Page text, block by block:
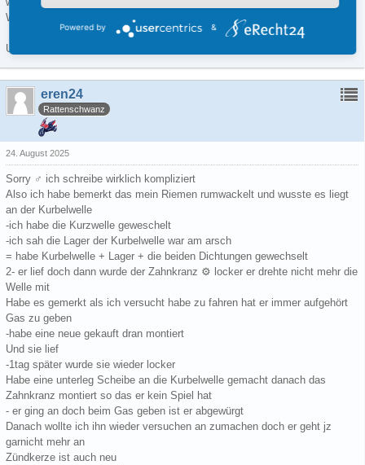
Was das Problem vor dem Wechsel war und was genau danach.
Und wurde der Vergaser dann jetzt eingestellt oder nicht?
eren24
Rattenschwanz
24. August 2025
Sorry ‍♂️ ich schreibe wirklich kompliziert
Also ich habe bemerkt das mein Riemen rumwackelt und wusste es liegt
an der Kurbelwelle
-ich habe die Kurzwelle geweschelt
-ich sah die Lager der Kurbelwelle war am arsch
= habe Kurbelwelle + Lager + die beiden Dichtungen gewechselt
2- er lief doch dann wurde der Zahnkranz ⚙️ locker er drehte nicht mehr die
Welle mit
Habe es gemerkt als ich versucht habe zu fahren hat er immer aufgehört
Gas zu geben
-habe eine neue gekauft dran montiert
Und sie lief
-1tag später wurde sie wieder locker
Habe eine unterleg Scheibe an die Kurbelwelle gemacht danach das
Zahnkranz montiert so das er kein Spiel hat
- er ging an doch beim Gas geben ist er abgewürgt
Danach wollte ich ihn wieder versuchen an zumachen doch er geht jz
garnicht mehr an
Zündkerze ist auch neu
Powered by &